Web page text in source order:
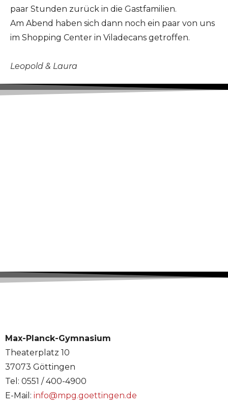
paar Stunden zurück in die Gastfamilien.
Am Abend haben sich dann noch ein paar von uns
im Shopping Center in Viladecans getroffen.
Leopold & Laura
Max-Planck-Gymnasium
Theaterplatz 10
37073 Göttingen
Tel: 0551 / 400-4900
E-Mail: info@mpg.goettingen.de